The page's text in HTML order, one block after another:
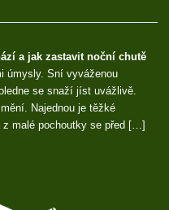
a jak zastavit noční chutě
úmysly. Sní vyváženou
se snaží jíst uvážlivě.
Najednou je těžké
z malé pochoutky se před […]